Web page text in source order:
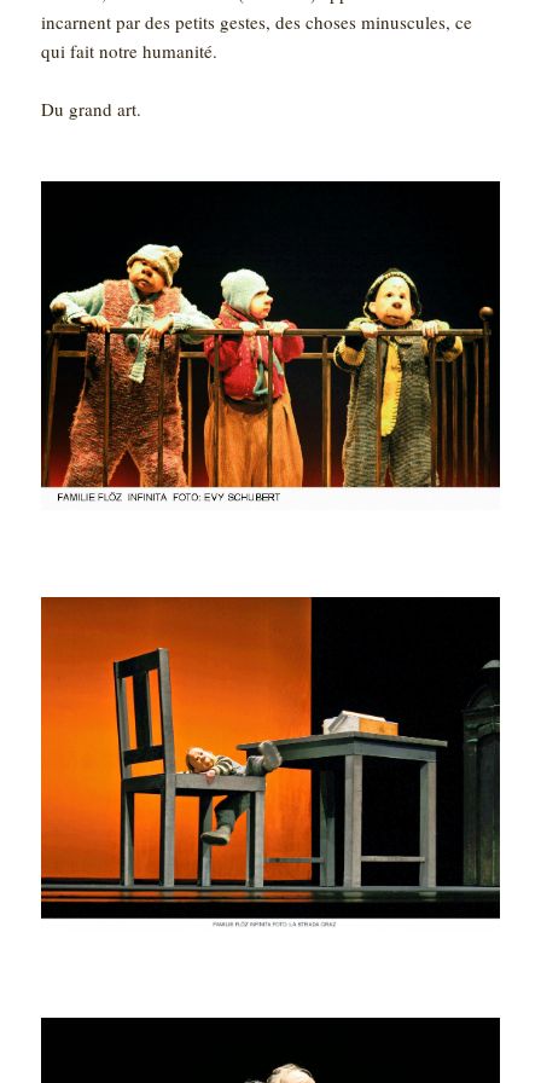
incarnent par des petits gestes, des choses minuscules, ce
qui fait notre humanité.
Du grand art.